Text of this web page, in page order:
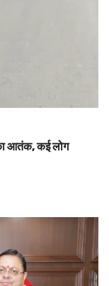
आतंक, कई लोग